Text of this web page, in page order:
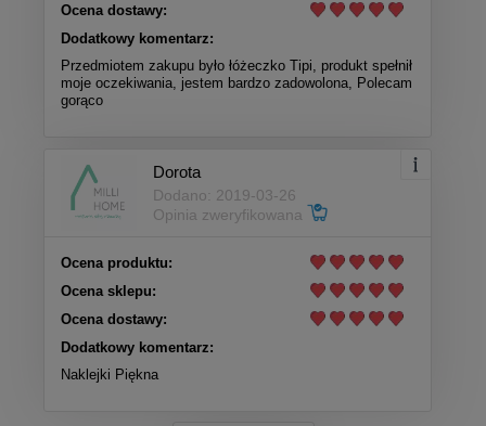
Ocena dostawy:
Dodatkowy komentarz:
Przedmiotem zakupu było łóżeczko Tipi, produkt spełnił
moje oczekiwania, jestem bardzo zadowolona, Polecam
gorąco
Dorota
Dodano: 2019-03-26
Opinia zweryfikowana
Ocena produktu:
Ocena sklepu:
Ocena dostawy:
Dodatkowy komentarz:
Naklejki Piękna